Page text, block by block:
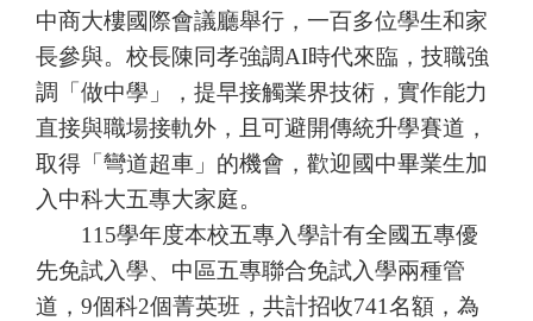
中商大樓國際會議廳舉行，一百多位學生和家
長參與。校長陳同孝強調AI時代來臨，技職強
調「做中學」，提早接觸業界技術，實作能力
直接與職場接軌外，且可避開傳統升學賽道，
取得「彎道超車」的機會，歡迎國中畢業生加
入中科大五專大家庭。
115學年度本校五專入學計有全國五專優
先免試入學、中區五專聯合免試入學兩種管
道， 9個科2個菁英班，共計招收741名額，為